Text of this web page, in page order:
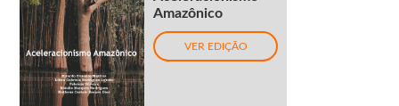
Amazônico
VER EDIÇÃO